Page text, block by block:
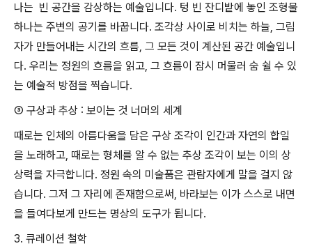
나는 빈 공간을 감상하는 예술입니다. 텅 빈 잔디밭에 놓인 조형물
하나는 주변의 공기를 바꿉니다. 조각상 사이로 비치는 하늘, 그림
자가 만들어내는 시간의 흐름, 그 모든 것이 계산된 공간 예술입니
다. 우리는 정원의 흐름을 읽고, 그 흐름이 잠시 머물러 숨 쉴 수 있
는 예술적 방점을 찍습니다.
③ 구상과 추상 : 보이는 것 너머의 세계
때로는 인체의 아름다움을 담은 구상 조각이 인간과 자연의 합일
을 노래하고, 때로는 형체를 알 수 없는 추상 조각이 보는 이의 상
상력을 자극합니다. 정원 속의 미술품은 관람자에게 말을 걸지 않
습니다. 그저 그 자리에 존재함으로써, 바라보는 이가 스스로 내면
을 들여다보게 만드는 명상의 도구가 됩니다.
3. 큐레이션 철학